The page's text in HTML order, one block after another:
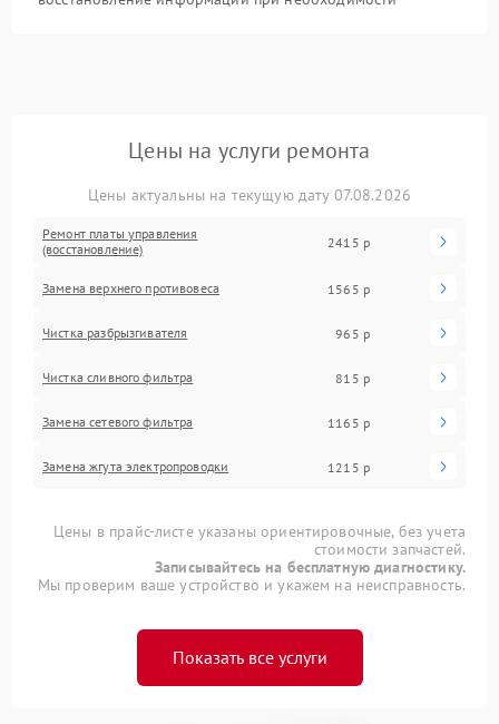
Цены на услуги ремонта
Цены актуальны на текущую дату 07.08.2026
Ремонт платы управления
(восстановление)
2415 р
Замена верхнего противовеса 1565 р
Чистка разбрызгивателя 965 р
Чистка сливного фильтра 815 р
Замена сетевого фильтра 1165 р
Замена жгута электропроводки 1215 р
Цены в прайс-листе указаны ориентировочные, без учета
стоимости запчастей.
Записывайтесь на бесплатную диагностику.
Мы проверим ваше устройство и укажем на неисправность.
Показать все услуги